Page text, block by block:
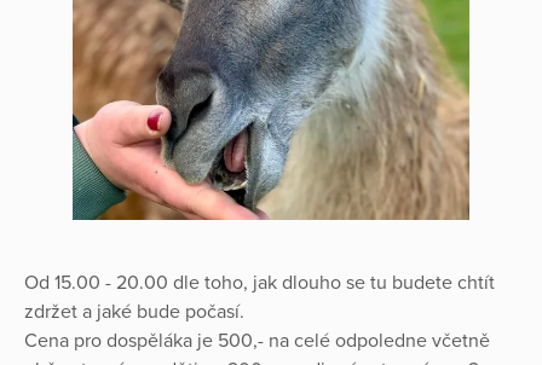
Od 15.00 - 20.00 dle toho, jak dlouho se tu budete chtít
zdržet a jaké bude počasí.
Cena pro dospěláka je 500,- na celé odpoledne včetně